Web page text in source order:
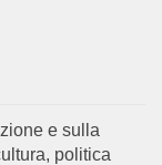
e sulla
politica